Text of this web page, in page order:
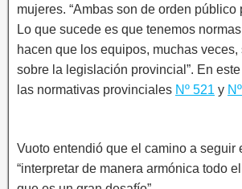
mujeres. “Ambas son de orden público
Lo que sucede es que tenemos
hacen que los equipos, muchas veces,
sobre la legislación provincial”. En
las normativas provinciales Nº 521 y
Vuoto entendió que el camino a seguir
“interpretar de manera armónica todo